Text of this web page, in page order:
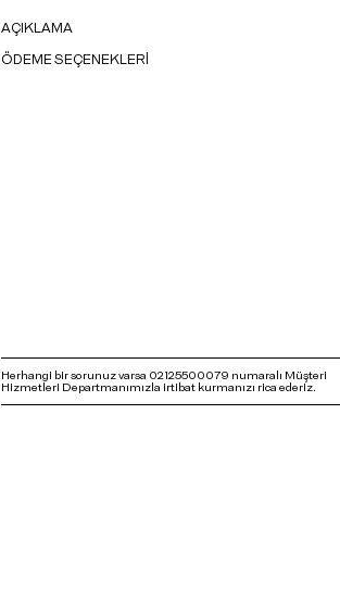
AÇIKLAMA
ÖDEME SEÇENEKLERİ
Herhangi bir sorunuz varsa 02125500079 numaralı Müşteri
Hizmetleri Departmanımızla irtibat kurmanızı rica ederiz.